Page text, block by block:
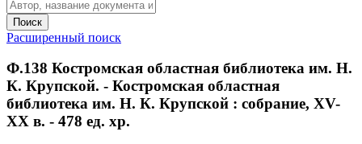
Поиск
Расширенный поиск
Ф.138 Костромская областная библиотека им. Н.
К. Крупской. - Костромская областная
библиотека им. Н. К. Крупской : собрание, XV-
XX в. - 478 ед. хр.